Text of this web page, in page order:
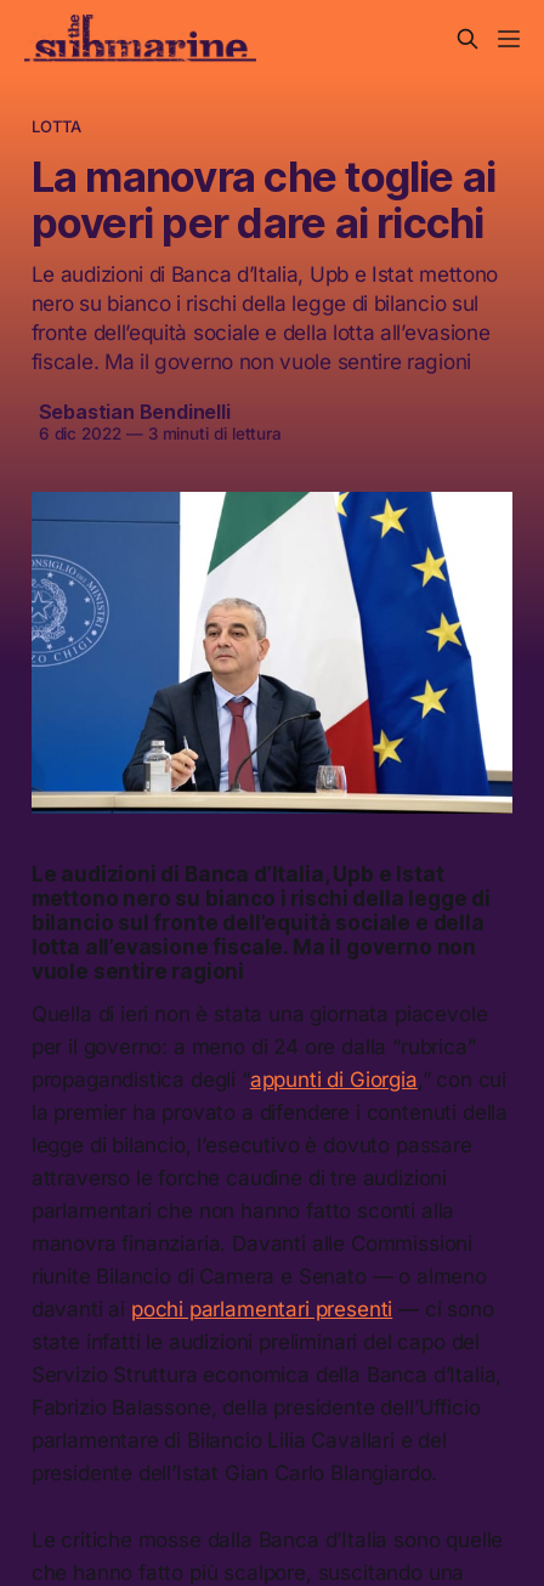
LOTTA
La manovra che toglie ai
poveri per dare ai ricchi
Le audizioni di Banca d’Italia, Upb e Istat mettono
nero su bianco i rischi della legge di bilancio sul
fronte dell’equità sociale e della lotta all’evasione
fiscale. Ma il governo non vuole sentire ragioni
Sebastian Bendinelli
6 dic 2022 —3 minuti di lettura
Le audizioni di Banca d’Italia, Upb e Istat
mettono nero su bianco i rischi della legge di
bilancio sul fronte dell’equità sociale e della
lotta all’evasione fiscale. Ma il governo non
vuole sentire ragioni
Quella di ieri non è stata una giornata piacevole
per il governo: a meno di 24 ore dalla “rubrica”
propagandistica degli “appunti di Giorgia ,” con cui
la premier ha provato a difendere i contenuti della
legge di bilancio, l’esecutivo è dovuto passare
attraverso le forche caudine di tre audizioni
parlamentari che non hanno fatto sconti alla
manovra finanziaria. Davanti alle Commissioni
riunite Bilancio di Camera e Senato — o almeno
davanti ai pochi parlamentari presenti — ci sono
state infatti le audizioni preliminari del capo del
Servizio Struttura economica della Banca d’Italia,
Fabrizio Balassone, della presidente dell’Ufficio
parlamentare di Bilancio Lilia Cavallari e del
presidente dell’Istat Gian Carlo Blangiardo.
Le critiche mosse dalla Banca d’Italia sono quelle
che hanno fatto più scalpore, suscitando una